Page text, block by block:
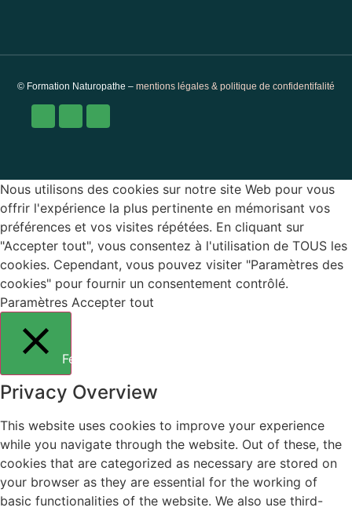
© Formation Naturopathe – mentions légales & politique de confidentifalité
Nous utilisons des cookies sur notre site Web pour vous
offrir l'expérience la plus pertinente en mémorisant vos
préférences et vos visites répétées. En cliquant sur
"Accepter tout", vous consentez à l'utilisation de TOUS les
cookies. Cependant, vous pouvez visiter "Paramètres des
cookies" pour fournir un consentement contrôlé.
Paramètres Accepter tout
Fermer
Privacy Overview
This website uses cookies to improve your experience
while you navigate through the website. Out of these, the
cookies that are categorized as necessary are stored on
your browser as they are essential for the working of
basic functionalities of the website. We also use third-